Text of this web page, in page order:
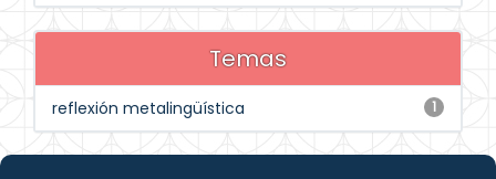
Temas
1
reflexión metalingüística